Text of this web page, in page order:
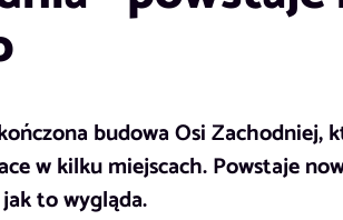
budowa Osi Zachodniej,
w kilku miejscach. Powstaje
to wygląda.